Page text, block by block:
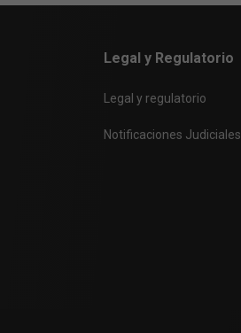
Legal y Regulatorio
Legal y regulatorio
Notificaciones Judiciales